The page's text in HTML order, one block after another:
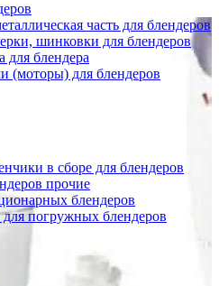
часть для блендеров
шинковки для блендеров
для блендера
(моторы) для блендеров
в сборе для блендеров
прочие
блендеров
погружных блендеров